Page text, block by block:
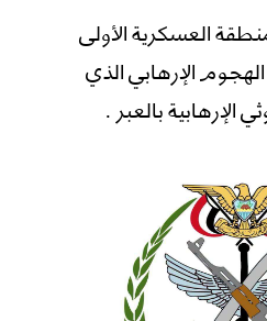
العسكرية الأولى
الإرهابي الذي
الإرهابية بالعبر .